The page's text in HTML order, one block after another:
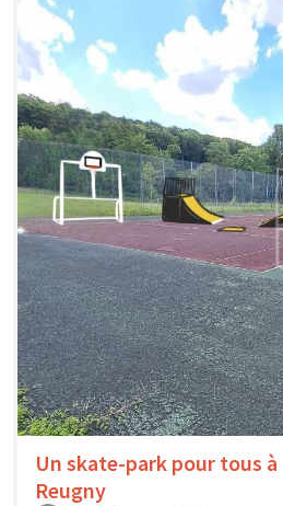
Un skate-park pour tous à
Reugny